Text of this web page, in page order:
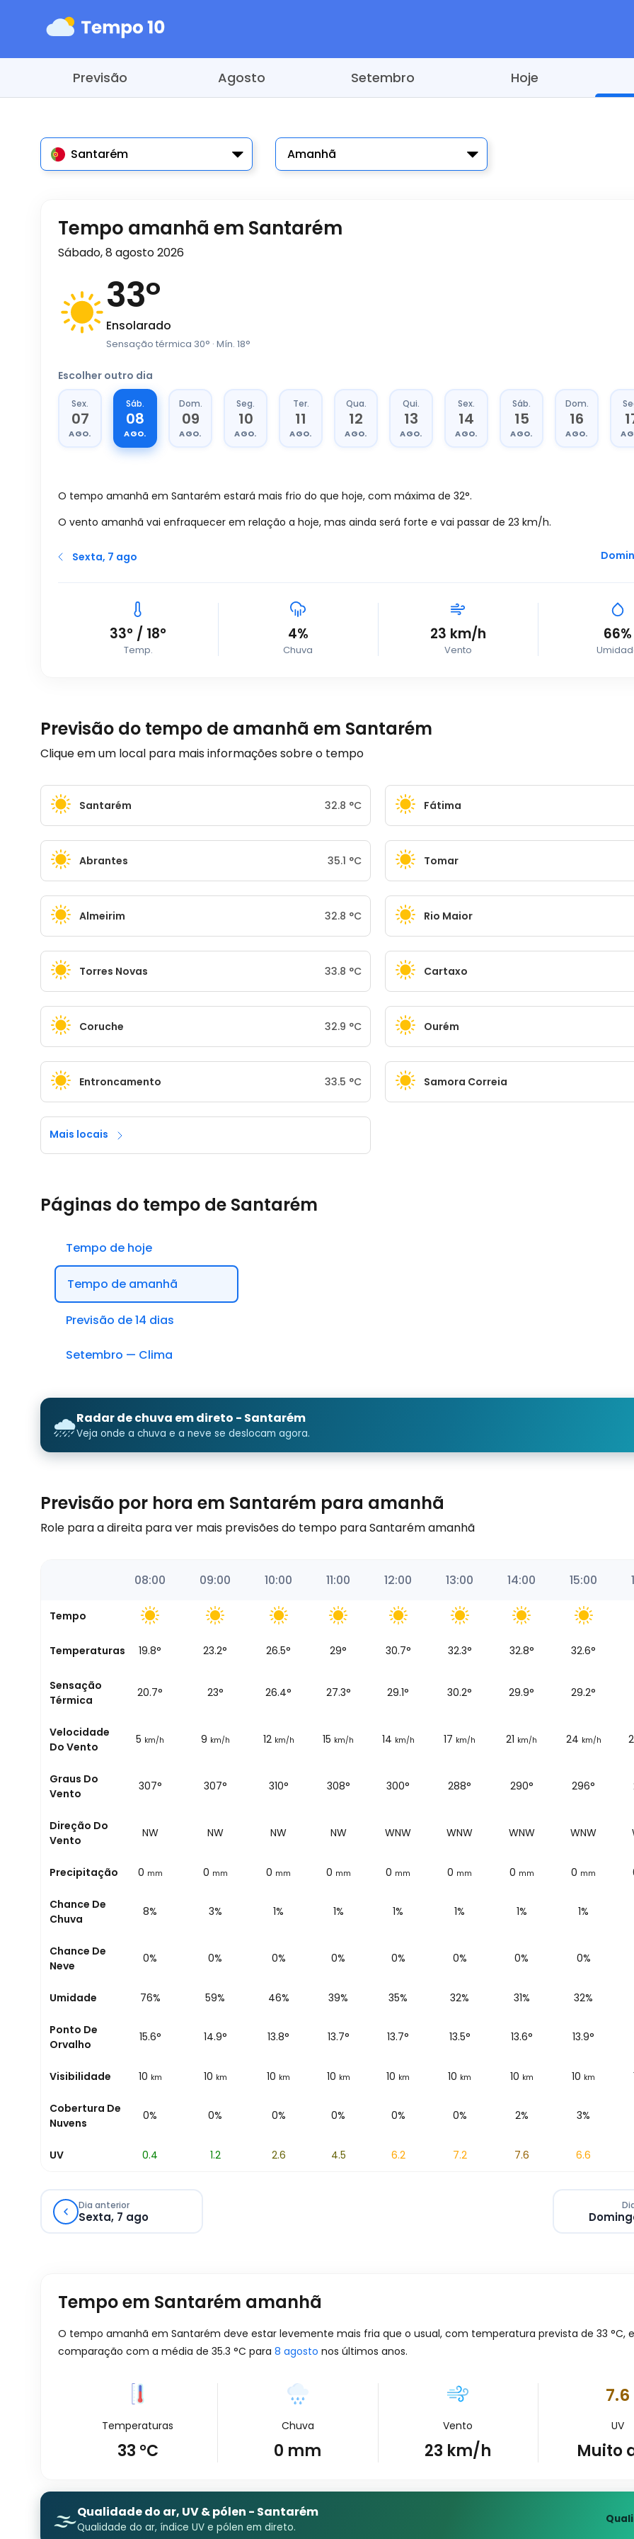
Previsão Agosto Setembro Hoje
Santarém Amanhã
Tempo amanhã em Santarém
Sábado, 8 agosto 2026
33°
Ensolarado
Sensação térmica 30° · Mín. 18°
Escolher outro dia
Sex.
07
AGO.
Sáb.
08
AGO.
Dom.
09
AGO.
Seg.
10
AGO.
Ter.
11
AGO.
Qua.
12
AGO.
Qui.
13
AGO.
Sex.
14
AGO.
Sáb.
15
AGO.
Dom.
16
AGO.
O tempo amanhã em Santarém estará mais frio do que hoje, com máxima de 32°.
O vento amanhã vai enfraquecer em relação a hoje, mas ainda será forte e vai passar de 23 km/h.
Sexta, 7 ago
33° / 18°
Temp.
4%
Chuva
23 km/h
Vento
66%
Previsão do tempo de amanhã em Santarém
Clique em um local para mais informações sobre o tempo
Santarém 32.8 °C Fátima
Abrantes 35.1 °C Tomar
Almeirim 32.8 °C Rio Maior
Torres Novas 33.8 °C Cartaxo
Coruche 32.9 °C Ourém
Entroncamento 33.5 °C Samora Correia
Mais locais
Páginas do tempo de Santarém
Tempo de hoje
Tempo de amanhã
Previsão de 14 dias
Setembro — Clima
🌧️Radar de chuva em direto - Santarém
Veja onde a chuva e a neve se deslocam agora.
Previsão por hora em Santarém para amanhã
Role para a direita para ver mais previsões do tempo para Santarém amanhã
08:00 09:00 10:00 11:00 12:00 13:00 14:00 15:00
Tempo
Temperaturas
18° 19.8° 23.2° 26.5° 29° 30.7° 32.3° 32.8° 32.6°
Sensação
Térmica
19° 20.7° 23° 26.4° 27.3° 29.1° 30.2° 29.9° 29.2°
Velocidade
Do Vento
6 5 km/h 9 km/h 12 km/h 15 km/h 14 km/h 17 km/h 21 km/h 24 km/h
Graus Do
Vento
309° 307° 307° 310° 308° 300° 288° 290° 296°
Direção Do
Vento
NW NW NW NW NW WNW WNW WNW WNW
Precipitação
0 mm 0 mm 0 mm 0 mm 0 mm 0 mm 0 mm 0 mm 0 mm
Chance De
Chuva
13% 8% 3% 1% 1% 1% 1% 1% 1%
Chance De
Neve
0% 0% 0% 0% 0% 0% 0% 0% 0%
Umidade
90% 76% 59% 46% 39% 35% 32% 31% 32%
Ponto De
Orvalho
16.4° 15.6° 14.9° 13.8° 13.7° 13.7° 13.5° 13.6° 13.9°
Visibilidade
10 km 10 km 10 km 10 km 10 km 10 km 10 km 10 km 10 km
Cobertura De
Nuvens
0% 0% 0% 0% 0% 0% 0% 2% 3%
UV 0.4 1.2 2.6 4.5 6.2 7.2 7.6 6.6
Dia anterior
Sexta, 7 ago
Tempo em Santarém amanhã
O tempo amanhã em Santarém deve estar levemente mais fria que o usual, com temperatura prevista de 33 °C,
comparação com a média de 35.3 °C para 8 agosto nos últimos anos.
Temperaturas
33 °C
Chuva
0 mm
Vento
23 km/h
7.6
UV
Muito
🌫️Qualidade do ar, UV & pólen - Santarém
Qualidade do ar, índice UV e pólen em direto.